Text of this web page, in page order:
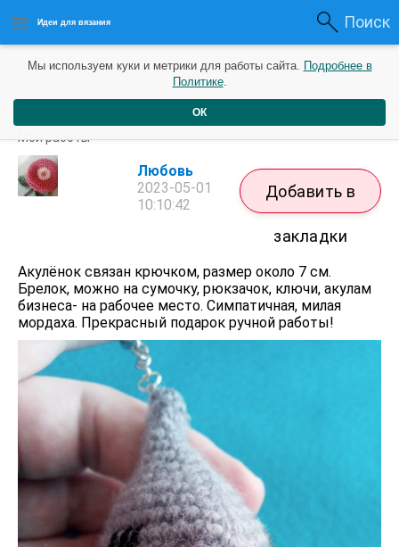
Идеи для вязания Поиск
Мои работы
Любовь
2023-05-01
10:10:42
Добавить в
закладки
Акулёнок связан крючком, размер около 7 см.
Брелок, можно на сумочку, рюкзачок, ключи, акулам
бизнеса- на рабочее место. Симпатичная, милая
мордаха. Прекрасный подарок ручной работы!
Мы используем куки и метрики для работы сайта. Подробнее в
Политике.
ОК